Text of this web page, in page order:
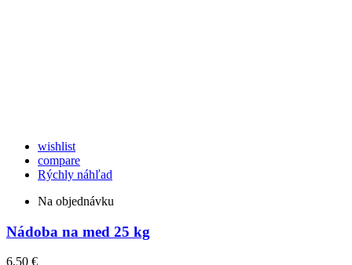
wishlist
compare
Rýchly náhľad
Na objednávku
Nádoba na med 25 kg
6,50 €